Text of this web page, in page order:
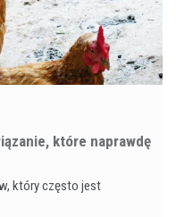
które naprawdę
który często jest